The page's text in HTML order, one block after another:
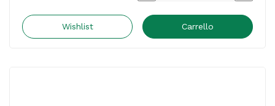
nastro
Wishlist Carrello